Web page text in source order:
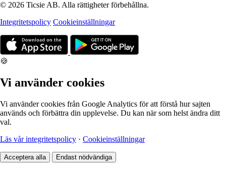
© 2026 Ticsie AB. Alla rättigheter förbehållna.
Integritetspolicy Cookieinställningar
🍪
Vi använder cookies
Vi använder cookies från Google Analytics för att förstå hur sajten
används och förbättra din upplevelse. Du kan när som helst ändra ditt
val.
Läs vår integritetspolicy · Cookieinställningar
Acceptera alla Endast nödvändiga